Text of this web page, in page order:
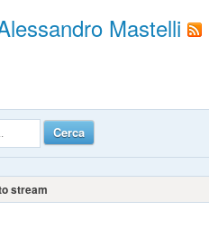
Mastelli
Cerca
stream